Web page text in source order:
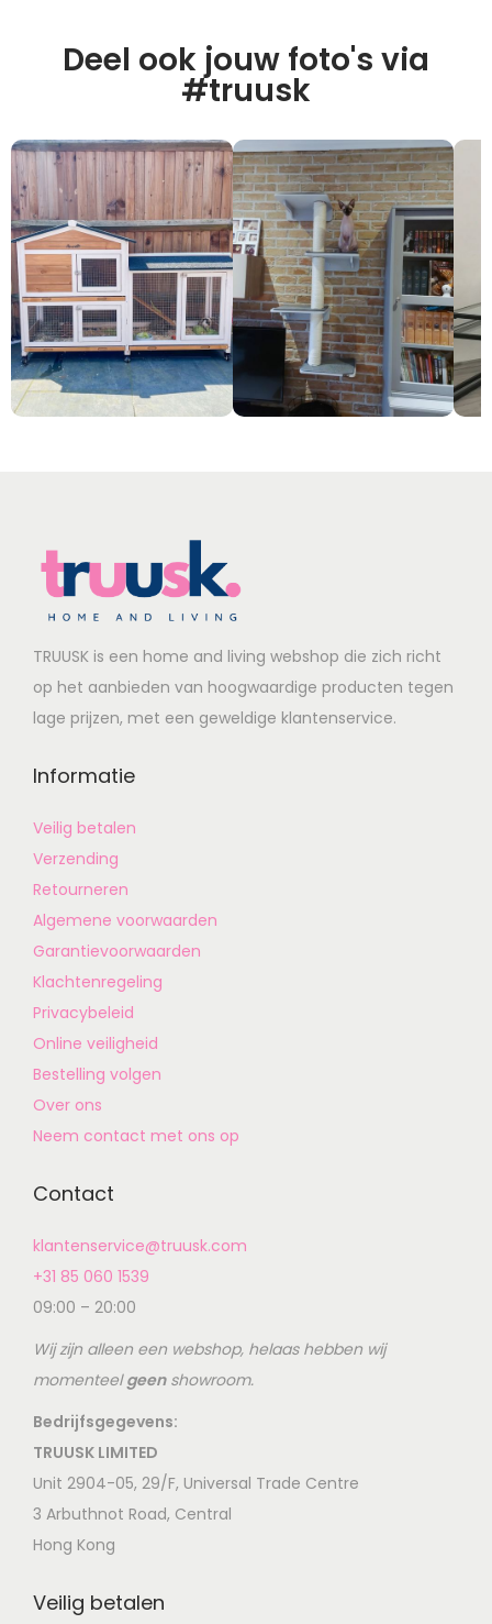
Deel ook jouw foto's via
#truusk
TRUUSK is een home and living webshop die zich richt
op het aanbieden van hoogwaardige producten tegen
lage prijzen, met een geweldige klantenservice.
Informatie
Veilig betalen
Verzending
Retourneren
Algemene voorwaarden
Garantievoorwaarden
Klachtenregeling
Privacybeleid
Online veiligheid
Bestelling volgen
Over ons
Neem contact met ons op
Contact
klantenservice@truusk.com
+31 85 060 1539
09:00 – 20:00
Wij zijn alleen een webshop, helaas hebben wij
momenteelgeenshowroom.
Bedrijfsgegevens:
TRUUSK LIMITED
Unit 2904-05, 29/F, Universal Trade Centre
3 Arbuthnot Road, Central
Hong Kong
Veilig betalen